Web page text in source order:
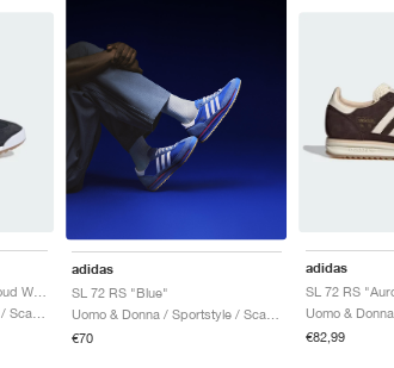
adidas
SL 72 RS "Blue"
€70
adidas
€82,99